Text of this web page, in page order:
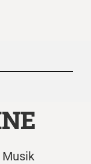
Musik